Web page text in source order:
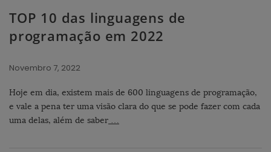
TOP 10 das linguagens de
programação em 2022
Novembro 7, 2022
Hoje em dia, existem mais de 600 linguagens de programação,
e vale a pena ter uma visão clara do que se pode fazer com cada
uma delas, além de saber …